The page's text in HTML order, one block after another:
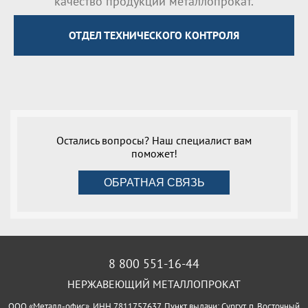
ОТДЕЛ ТЕХНИЧЕСКОГО КОНТРОЛЯ
Остались вопросы? Наш специалист вам
поможет!
ОБРАТНАЯ СВЯЗЬ
8 800 551-16-44
НЕРЖАВЕЮЩИЙ МЕТАЛЛОПРОКАТ